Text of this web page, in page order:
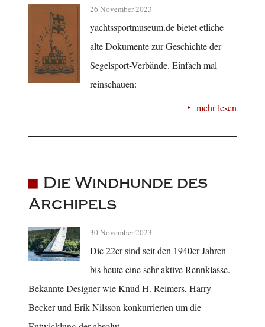
26 November 2023
yachtssportmuseum.de bietet etliche
alte Dokumente zur Geschichte der
Segelsport-Verbände. Einfach mal
reinschauen:
mehr lesen
Die Windhunde des
Archipels
30 November 2023
Die 22er sind seit den 1940er Jahren
bis heute eine sehr aktive Rennklasse.
Bekannte Designer wie Knud H. Reimers, Harry
Becker und Erik Nilsson konkurrierten um die